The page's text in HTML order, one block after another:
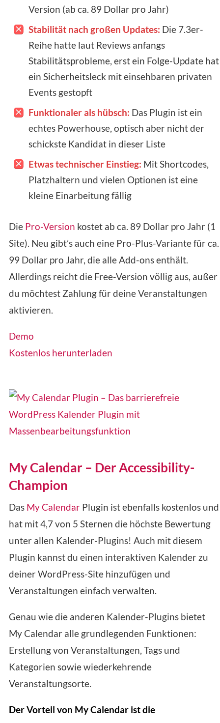
Version (ab ca. 89 Dollar pro Jahr)
Stabilität nach großen Updates: Die 7.3er-
Reihe hatte laut Reviews anfangs
Stabilitätsprobleme, erst ein Folge-Update hat
ein Sicherheitsleck mit einsehbaren privaten
Events gestopft
Funktionaler als hübsch: Das Plugin ist ein
echtes Powerhouse, optisch aber nicht der
schickste Kandidat in dieser Liste
Etwas technischer Einstieg: Mit Shortcodes,
Platzhaltern und vielen Optionen ist eine
kleine Einarbeitung fällig
Die Pro-Version kostet ab ca. 89 Dollar pro Jahr (1
Site). Neu gibt’s auch eine Pro-Plus-Variante für ca.
99 Dollar pro Jahr, die alle Add-ons enthält.
Allerdings reicht die Free-Version völlig aus, außer
du möchtest Zahlung für deine Veranstaltungen
aktivieren.
Demo
Kostenlos herunterladen
My Calendar – Der Accessibility-
Champion
Das My Calendar Plugin ist ebenfalls kostenlos und
hat mit 4,7 von 5 Sternen die höchste Bewertung
unter allen Kalender-Plugins! Auch mit diesem
Plugin kannst du einen interaktiven Kalender zu
deiner WordPress-Site hinzufügen und
Veranstaltungen einfach verwalten.
Genau wie die anderen Kalender-Plugins bietet
My Calendar alle grundlegenden Funktionen:
Erstellung von Veranstaltungen, Tags und
Kategorien sowie wiederkehrende
Veranstaltungsorte.
Der Vorteil von My Calendar ist die